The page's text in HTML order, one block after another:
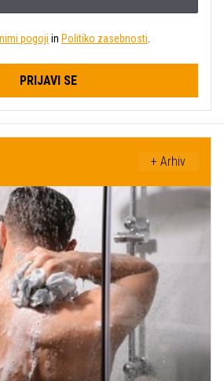
pogoji in Politiko zasebnosti
PRIJAVI SE
+ Arhiv